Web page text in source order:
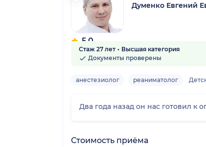
5.0
6 отзывов
Думенко Евгений
Стаж 27 лет
Высшая категория
Документы проверены
анестезиолог реаниматолог
Два года назад он нас готовил
Стоимость приёма